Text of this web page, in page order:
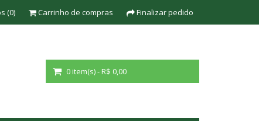
(0) Carrinho de compras Finalizar pedido
0 item(s) - R$ 0,00